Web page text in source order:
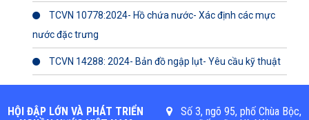
TCVN 10778:2024- Hồ chứa nước- Xác định các mực
nước đặc trưng
TCVN 14288: 2024- Bản đồ ngập lụt- Yêu cầu kỹ thuật
HỘI ĐẬP LỚN VÀ PHÁT TRIỂN
Số 3, ngõ 95, phố Chùa Bộc,